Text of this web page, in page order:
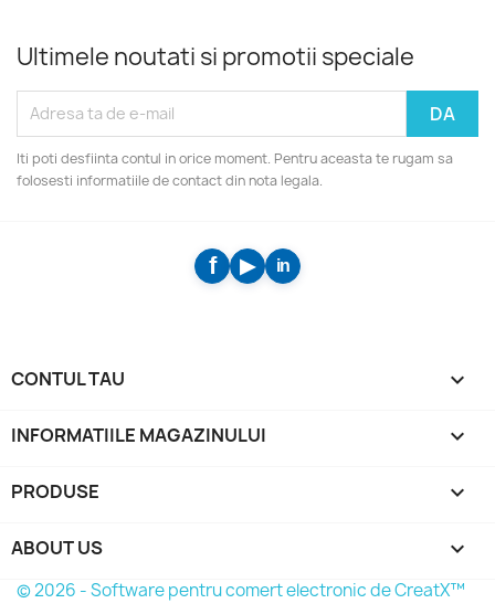
Ultimele noutati si promotii speciale
Iti poti desfiinta contul in orice moment. Pentru aceasta te rugam sa
folosesti informatiile de contact din nota legala.
CONTUL TAU 
INFORMATIILE MAGAZINULUI keyboard_arrow_down
PRODUSE 
ABOUT US 
© 2026 - Software pentru comert electronic de CreatX™